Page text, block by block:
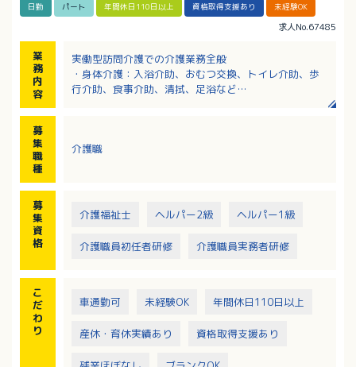
日勤 パート 年間休日110日以上 資格取得支援あり 未経験OK
求人No.67485
業
務
内
容
実働型訪問介護での介護業務全般
・身体介護：入浴介助、おむつ交換、トイレ介助、歩
行介助、食事介助、清拭、足浴など
募
集
職
種
介護職
募
集
資
格
介護福祉士 ヘルパー2級 ヘルパー1級
介護職員初任者研修 介護職員実務者研修
こ
だ
わ
り
車通勤可 未経験OK 年間休日110日以上
産休・育休実績あり 資格取得支援あり